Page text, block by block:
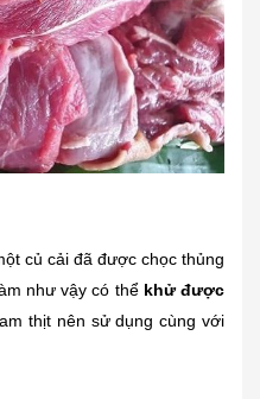
củ cải đã được chọc thủng
như vậy có thể khử được
thịt nên sử dụng cùng với